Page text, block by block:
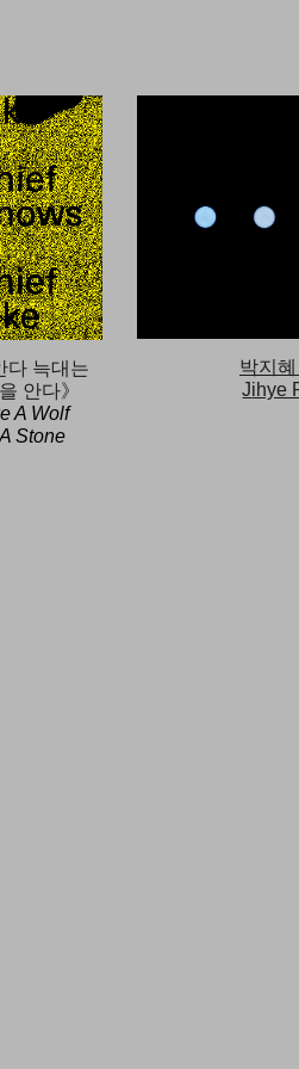
다 늑대는
안다》
A Wolf
Stone
박지혜
Jihye